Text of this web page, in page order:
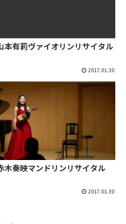
本有莉ヴァイオリンリサイタル
2017.01.30
木奏映マンドリンリサイタル
2017.01.30